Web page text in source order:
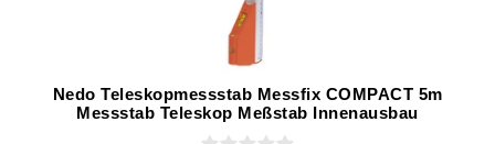
Nedo Teleskopmessstab Messfix COMPACT 5m
Messstab Teleskop Meßstab Innenausbau